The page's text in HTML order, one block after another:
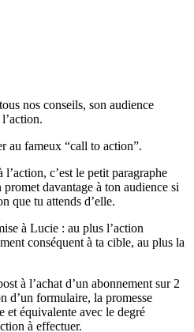
nos conseils, son audience
au fameux “call to action”.
c’est le petit paragraphe
davantage à ton audience si
que tu attends d’elle.
à Lucie : au plus l’action
conséquent à ta cible, au plus la
à l’achat d’un abonnement sur 2
d’un formulaire, la promesse
et équivalente avec le degré
à effectuer.